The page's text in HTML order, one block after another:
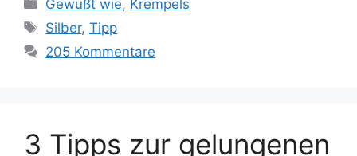
Gewußt wie, Krempels
Schlagwörter
Silber,Tipp
205 Kommentare
3 Tipps zur gelungenen